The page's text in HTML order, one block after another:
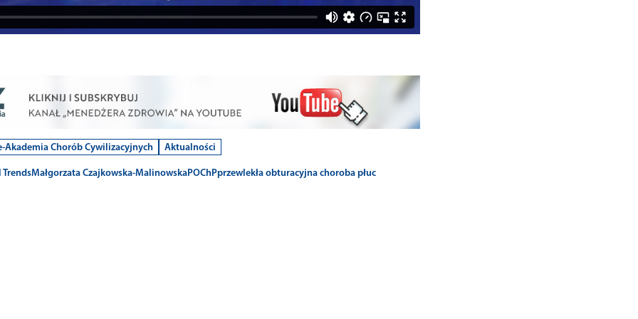
Akademia Chorób Cywilizacyjnych
Aktualności
Małgorzata Czajkowska-MalinowskaPOChPprzewlekła obturacyjna choroba płuc